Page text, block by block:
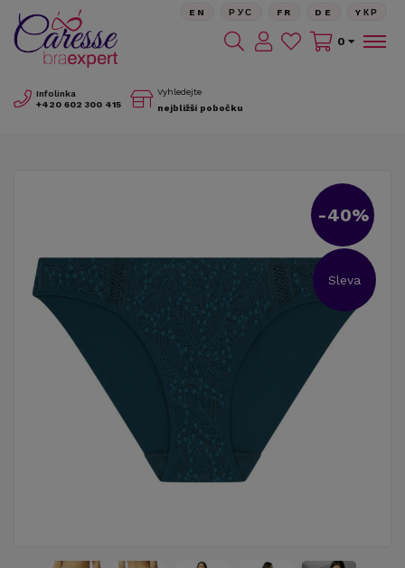
Infolinka
+420 602 300 415
Vyhledejte
nejbližší pobočku
EN РУС FR DE YКР
0
-40%
Sleva